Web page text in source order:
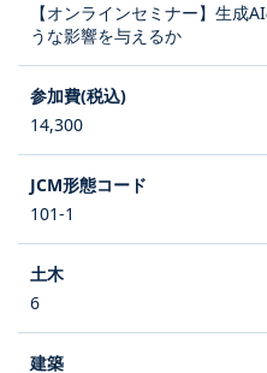
【オンラインセミナー】生成
うな影響を与えるか
14,300
101-1
6